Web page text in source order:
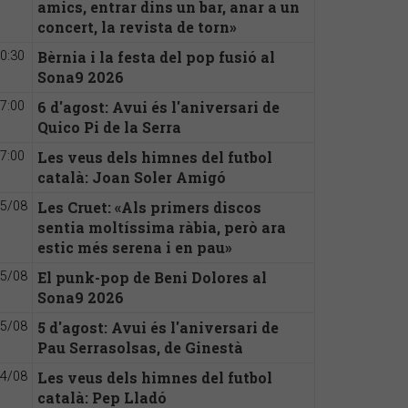
amics, entrar dins un bar, anar a un
concert, la revista de torn»
Bèrnia i la festa del pop fusió al
Sona9 2026
6 d'agost: Avui és l'aniversari de
Quico Pi de la Serra
Les veus dels himnes del futbol
català: Joan Soler Amigó
08
Les Cruet: «Als primers discos
sentia moltíssima ràbia, però ara
estic més serena i en pau»
08
El punk-pop de Beni Dolores al
Sona9 2026
08
5 d'agost: Avui és l'aniversari de
Pau Serrasolsas, de Ginestà
08
Les veus dels himnes del futbol
català: Pep Lladó